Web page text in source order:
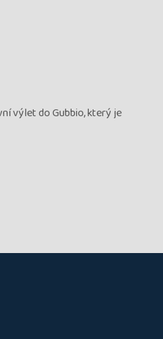
výlet do Gubbio, který je